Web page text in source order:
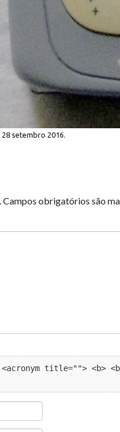
28 setembro 2016.
Campos obrigatórios são
title=""> <b>